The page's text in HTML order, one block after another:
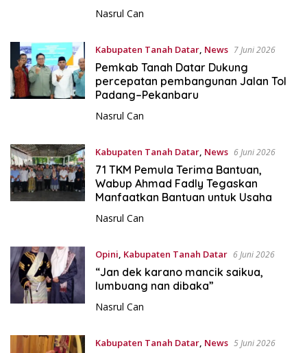
Nasrul Can
Kabupaten Tanah Datar, News 7 Juni 2026
Pemkab Tanah Datar Dukung
percepatan pembangunan Jalan Tol
Padang–Pekanbaru
Nasrul Can
Kabupaten Tanah Datar, News 6 Juni 2026
71 TKM Pemula Terima Bantuan,
Wabup Ahmad Fadly Tegaskan
Manfaatkan Bantuan untuk Usaha
Nasrul Can
Opini, Kabupaten Tanah Datar 6 Juni 2026
“Jan dek karano mancik saikua,
lumbuang nan dibaka”
Nasrul Can
Kabupaten Tanah Datar, News 5 Juni 2026